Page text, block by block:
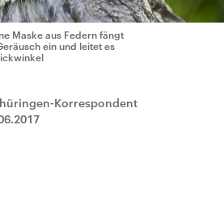
Maske aus Federn fängt
ein und leitet es
Korrespondent